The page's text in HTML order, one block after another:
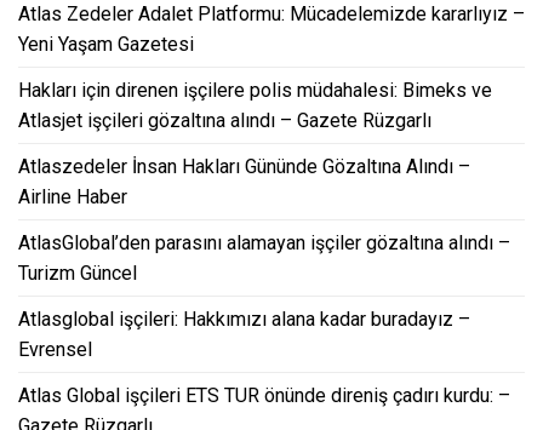
Atlas Zedeler Adalet Platformu: Mücadelemizde kararlıyız –
Yeni Yaşam Gazetesi
Hakları için direnen işçilere polis müdahalesi: Bimeks ve
Atlasjet işçileri gözaltına alındı – Gazete Rüzgarlı
Atlaszedeler İnsan Hakları Gününde Gözaltına Alındı –
Airline Haber
AtlasGlobal’den parasını alamayan işçiler gözaltına alındı –
Turizm Güncel
Atlasglobal işçileri: Hakkımızı alana kadar buradayız –
Evrensel
Atlas Global işçileri ETS TUR önünde direniş çadırı kurdu: –